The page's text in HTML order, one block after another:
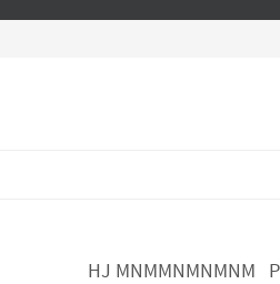
HJ MNMMNMNMNM